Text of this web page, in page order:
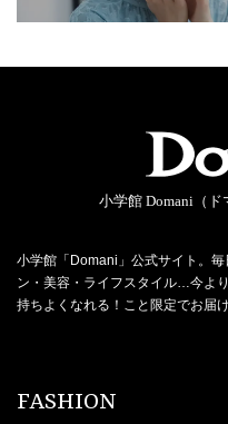
小学館 Domani（ド
小学館「Domani」公式サイト。
ン・美容・ライフスタイル…今よ
持ちよくなれる！こと限定でお届
FASHION